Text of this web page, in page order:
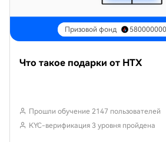
Призовой фонд 580000000
Что такое подарки от HTX
Прошли обучение 2147 пользователей
KYC-верификация 3 уровня пройдена